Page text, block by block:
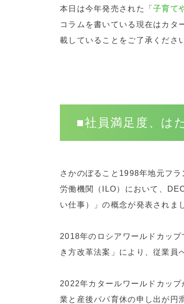
本日は今年発売された「子育て
コラムを書いている現在はカタ
載していることをご了承くださ
■社員満足度、は
さかのぼること1998年地元フ
労働機関（ILO）において、
い仕事）」の概念が発表されま
2018年のロシアワールドカッ
き方改革法案」により、従業員
2022年カタールワールドカッ
業と産後パパ育休の申し出が円